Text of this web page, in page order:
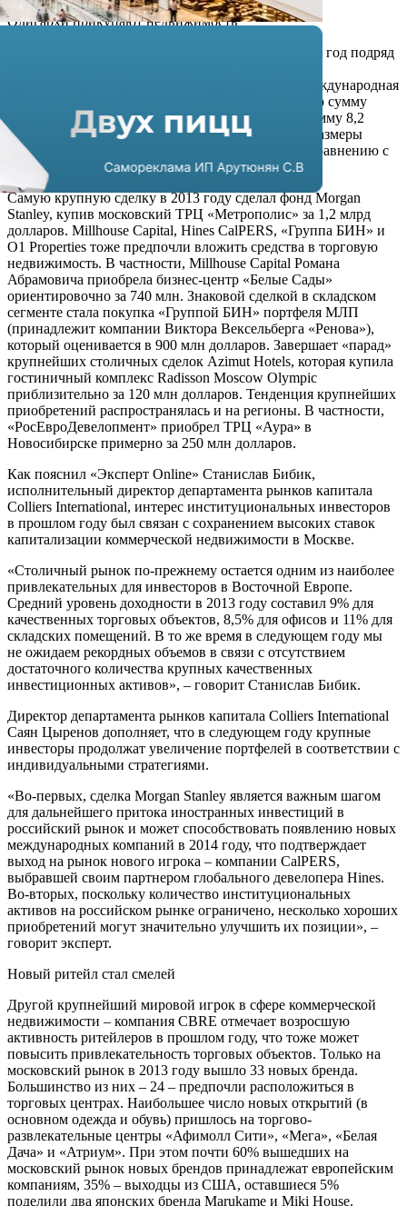
Олигархи прикупают недвижимость
Российские и иностранные инвесторы уже третий год подряд
недвижимости в Москве и Санкт-Петербурге. Международная
компания Colliers International констатирует общую сумму
сделок в 2013 году торговой недвижимости на сумму 8,2
млрд долларов. Значительно выросли и средние размеры
сделок – до 186 млн долларов (рост на 29,5% по сравнению с
2012 годом).
Самую крупную сделку в 2013 году сделал фонд Morgan
Stanley, купив московский ТРЦ «Метрополис» за 1,2 млрд
долларов. Millhouse Capital, Hines CalPERS, «Группа БИН» и
О1 Properties тоже предпочли вложить средства в торговую
недвижимость. В частности, Millhouse Capital Романа
Абрамовича приобрела бизнес-центр «Белые Сады»
ориентировочно за 740 млн. Знаковой сделкой в складском
сегменте стала покупка «Группой БИН» портфеля МЛП
(принадлежит компании Виктора Вексельберга «Ренова»),
который оценивается в 900 млн долларов. Завершает «парад»
крупнейших столичных сделок Azimut Hotels, которая купила
гостиничный комплекс Radisson Moscow Olympic
приблизительно за 120 млн долларов. Тенденция крупнейших
приобретений распространялась и на регионы. В частности,
«РосЕвроДевелопмент» приобрел ТРЦ «Аура» в
Новосибирске примерно за 250 млн долларов.
Как пояснил «Эксперт Online» Станислав Бибик,
исполнительный директор департамента рынков капитала
Colliers International, интерес институциональных инвесторов
в прошлом году был связан с сохранением высоких ставок
капитализации коммерческой недвижимости в Москве.
«Столичный рынок по-прежнему остается одним из наиболее
привлекательных для инвесторов в Восточной Европе.
Средний уровень доходности в 2013 году составил 9% для
качественных торговых объектов, 8,5% для офисов и 11% для
складских помещений. В то же время в следующем году мы
не ожидаем рекордных объемов в связи с отсутствием
достаточного количества крупных качественных
инвестиционных активов», – говорит Станислав Бибик.
Директор департамента рынков капитала Colliers International
Саян Цыренов дополняет, что в следующем году крупные
инвесторы продолжат увеличение портфелей в соответствии с
индивидуальными стратегиями.
«Во-первых, сделка Morgan Stanley является важным шагом
для дальнейшего притока иностранных инвестиций в
российский рынок и может способствовать появлению новых
международных компаний в 2014 году, что подтверждает
выход на рынок нового игрока – компании CalPERS,
выбравшей своим партнером глобального девелопера Hines.
Во-вторых, поскольку количество институциональных
активов на российском рынке ограничено, несколько хороших
приобретений могут значительно улучшить их позиции», –
говорит эксперт.
Новый ритейл стал смелей
Другой крупнейший мировой игрок в сфере коммерческой
недвижимости – компания CBRE отмечает возросшую
активность ритейлеров в прошлом году, что тоже может
повысить привлекательность торговых объектов. Только на
московский рынок в 2013 году вышло 33 новых бренда.
Большинство из них – 24 – предпочли расположиться в
торговых центрах. Наибольшее число новых открытий (в
основном одежда и обувь) пришлось на торгово-
развлекательные центры «Афимолл Сити», «Мега», «Белая
Дача» и «Атриум». При этом почти 60% вышедших на
московский рынок новых брендов принадлежат европейским
компаниям, 35% – выходцы из США, оставшиеся 5%
поделили два японских бренда Marukame и Miki House.